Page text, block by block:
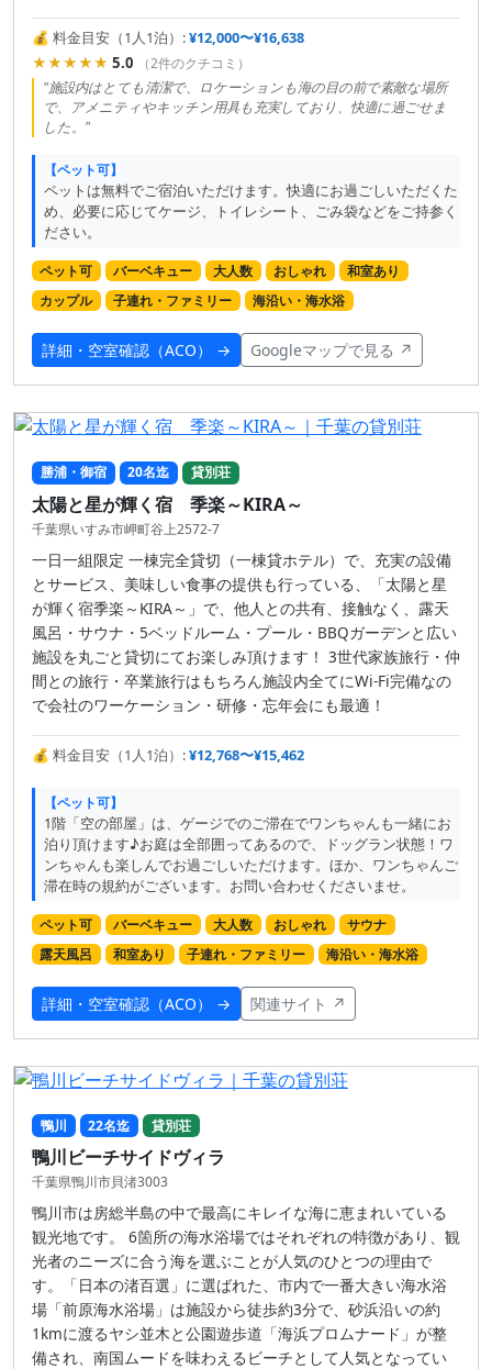
💰 料金目安（1人1泊）:¥12,000〜¥16,638
★★★★★ 5.0
（2件のクチコミ）
"施設内はとても清潔で、ロケーションも海の目の前で素敵な場所
で、アメニティやキッチン用具も充実しており、快適に過ごせま
した。"
【ペット可】
ペットは無料でご宿泊いただけます。快適にお過ごしいただくた
め、必要に応じてケージ、トイレシート、ごみ袋などをご持参く
ださい。
ペット可 バーベキュー 大人数 おしゃれ
和室あり
カップル
子連れ・ファミリー 海沿い・海水浴
詳細・空室確認（ACO） → Googleマップで見る ↗
勝浦・御宿 20名迄 貸別荘
太陽と星が輝く宿 季楽～KIRA～
千葉県いすみ市岬町谷上2572-7
一日一組限定 一棟完全貸切（一棟貸ホテル）で、充実の設備
とサービス、美味しい食事の提供も行っている、「太陽と星
が輝く宿季楽～KIRA～」で、他人との共有、接触なく、露天
風呂・サウナ・5ベッドルーム・プール・BBQガーデンと広い
施設を丸ごと貸切にてお楽しみ頂けます！ 3世代家族旅行・仲
間との旅行・卒業旅行はもちろん施設内全てにWi-Fi完備なの
で会社のワーケーション・研修・忘年会にも最適！
💰 料金目安（1人1泊）:¥12,768〜¥15,462
【ペット可】
1階「空の部屋」は、ゲージでのご滞在でワンちゃんも一緒にお
泊り頂けます♪お庭は全部囲ってあるので、ドッグラン状態！ワ
ンちゃんも楽しんでお過ごしいただけます。ほか、ワンちゃんご
滞在時の規約がございます。お問い合わせくださいませ。
ペット可 バーベキュー 大人数 おしゃれ
サウナ
露天風呂
和室あり 子連れ・ファミリー 海沿い・海水浴
詳細・空室確認（ACO） → 関連サイト ↗
鴨川 22名迄 貸別荘
鴨川ビーチサイドヴィラ
千葉県鴨川市貝渚3003
鴨川市は房総半島の中で最高にキレイな海に恵まれいている
観光地です。 6箇所の海水浴場ではそれぞれの特徴があり、観
光者のニーズに合う海を選ぶことが人気のひとつの理由で
す。「日本の渚百選」に選ばれた、市内で一番大きい海水浴
場「前原海水浴場」は施設から徒歩約3分で、砂浜沿いの約
1kmに渡るヤシ並木と公園遊歩道「海浜プロムナード」が整
備され、南国ムードを味わえるビーチとして人気となってい